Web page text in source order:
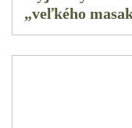
„veľkého